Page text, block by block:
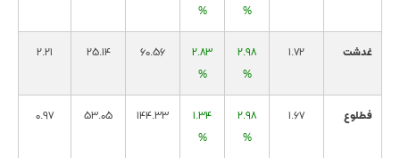
%
%
غدشت 1.72
2.98
%
2.83
%
60.56
25.14
2.21
فطلوع 1.67
2.98
%
1.34
%
144.33
53.05
0.97